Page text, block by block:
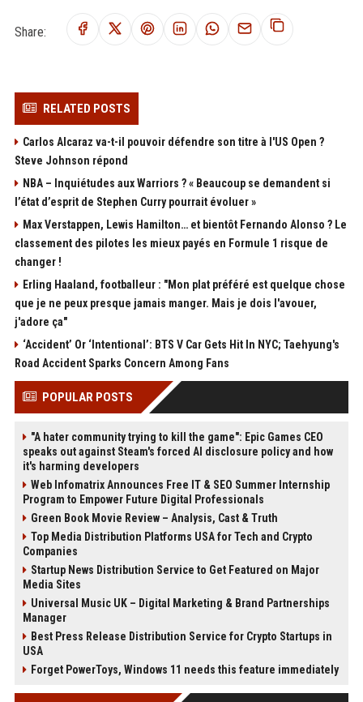
Share:
RELATED POSTS
Carlos Alcaraz va-t-il pouvoir défendre son titre à l'US Open ?
Steve Johnson répond
NBA – Inquiétudes aux Warriors ? « Beaucoup se demandent si
l’état d’esprit de Stephen Curry pourrait évoluer »
Max Verstappen, Lewis Hamilton… et bientôt Fernando Alonso ? Le
classement des pilotes les mieux payés en Formule 1 risque de
changer !
Erling Haaland, footballeur : "Mon plat préféré est quelque chose
que je ne peux presque jamais manger. Mais je dois l'avouer,
j'adore ça"
‘Accident’ Or ‘Intentional’: BTS V Car Gets Hit In NYC; Taehyung's
Road Accident Sparks Concern Among Fans
POPULAR POSTS
"A hater community trying to kill the game": Epic Games CEO
speaks out against Steam's forced AI disclosure policy and how
it's harming developers
Web Infomatrix Announces Free IT & SEO Summer Internship
Program to Empower Future Digital Professionals
Green Book Movie Review – Analysis, Cast & Truth
Top Media Distribution Platforms USA for Tech and Crypto
Companies
Startup News Distribution Service to Get Featured on Major
Media Sites
Universal Music UK – Digital Marketing & Brand Partnerships
Manager
Best Press Release Distribution Service for Crypto Startups in
USA
Forget PowerToys, Windows 11 needs this feature immediately